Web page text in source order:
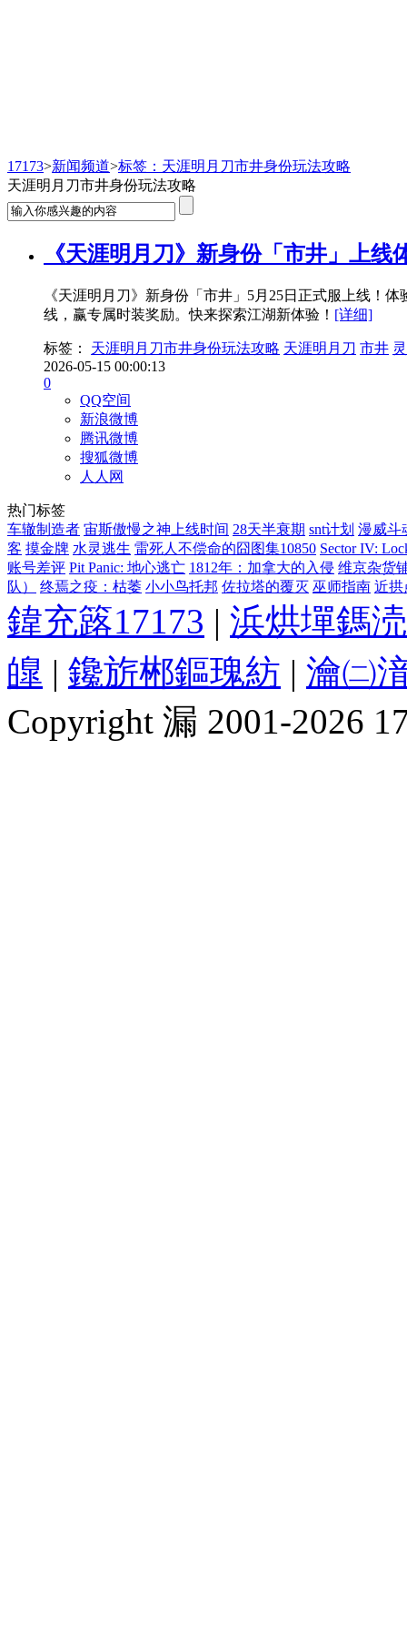
17173>新闻频道>标签：天涯明月刀市井身份玩法攻略
天涯明月刀市井身份玩法攻略
《天涯明月刀》新身份「市井」上线
《天涯明月刀》新身份「市井」5月25日正式服上线！
线，赢专属时装奖励。快来探索江湖新体验！ [详细]
标签： 天涯明月刀市井身份玩法攻略 天涯明月刀 市井
2026-05-15 00:00:13
0
QQ空间
新浪微博
腾讯微博
搜狐微博
人人网
热门标签
车辙制造者 宙斯傲慢之神上线时间 28天半衰期 snt计划 漫威斗
客 摸金牌 水灵逃生 雷死人不偿命的囧图集10850 Sector IV:
账号差评 Pit Panic: 地心逃亡 1812年：加拿大的入侵 维京杂货
队）
终焉之疫：枯萎 小小鸟托邦 佐拉塔的覆灭 巫师指南 近拱
鍏充簬17173 | 浜烘墠鎷
皥 | 鑱旂郴鏂瑰紡 | 瀹㈡
Copyright 漏 2001-2026